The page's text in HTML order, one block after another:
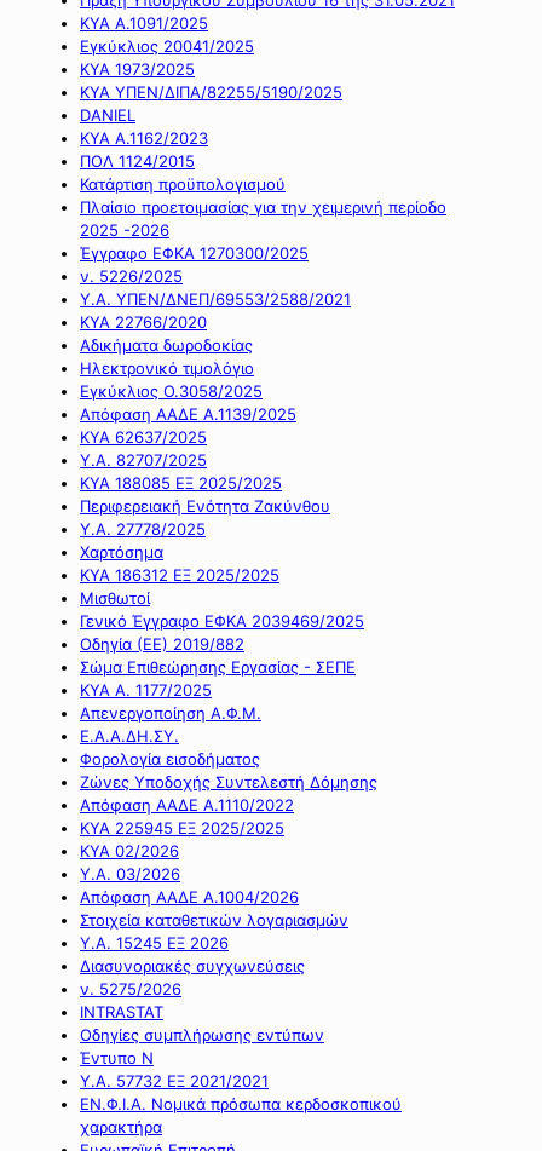
ΚΥΑ Α.1091/2025
Εγκύκλιος 20041/2025
ΚΥΑ 1973/2025
ΚΥΑ ΥΠΕΝ/ΔΙΠΑ/82255/5190/2025
DANIEL
ΚΥΑ Α.1162/2023
ΠΟΛ 1124/2015
Κατάρτιση προϋπολογισμού
Πλαίσιο προετοιμασίας για την χειμερινή περίοδο
2025 -2026
Έγγραφο ΕΦΚΑ 1270300/2025
ν. 5226/2025
Υ.Α. ΥΠΕΝ/ΔΝΕΠ/69553/2588/2021
ΚΥΑ 22766/2020
Αδικήματα δωροδοκίας
Ηλεκτρονικό τιμολόγιο
Εγκύκλιος Ο.3058/2025
Απόφαση ΑΑΔΕ Α.1139/2025
ΚΥΑ 62637/2025
Υ.Α. 82707/2025
ΚΥΑ 188085 ΕΞ 2025/2025
Περιφερειακή Ενότητα Ζακύνθου
Υ.Α. 27778/2025
Χαρτόσημα
ΚΥΑ 186312 ΕΞ 2025/2025
Μισθωτοί
Γενικό Έγγραφο ΕΦΚΑ 2039469/2025
Οδηγία (ΕΕ) 2019/882
Σώμα Επιθεώρησης Εργασίας - ΣΕΠΕ
ΚΥΑ Α. 1177/2025
Απενεργοποίηση Α.Φ.Μ.
Ε.Α.Α.ΔΗ.ΣΥ.
Φορολογία εισοδήματος
Ζώνες Υποδοχής Συντελεστή Δόμησης
Απόφαση ΑΑΔΕ Α.1110/2022
ΚΥΑ 225945 ΕΞ 2025/2025
ΚΥΑ 02/2026
Υ.Α. 03/2026
Απόφαση ΑΑΔΕ Α.1004/2026
Στοιχεία καταθετικών λογαριασμών
Υ.Α. 15245 ΕΞ 2026
Διασυνοριακές συγχωνεύσεις
ν. 5275/2026
INTRASTAT
Οδηγίες συμπλήρωσης εντύπων
Έντυπο Ν
Υ.Α. 57732 ΕΞ 2021/2021
ΕΝ.Φ.Ι.Α. Νομικά πρόσωπα κερδοσκοπικού
χαρακτήρα